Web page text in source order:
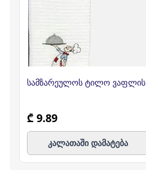
სამზარეულოს ტილო ვაფლის
₾ 9.89
კალათაში დამატება